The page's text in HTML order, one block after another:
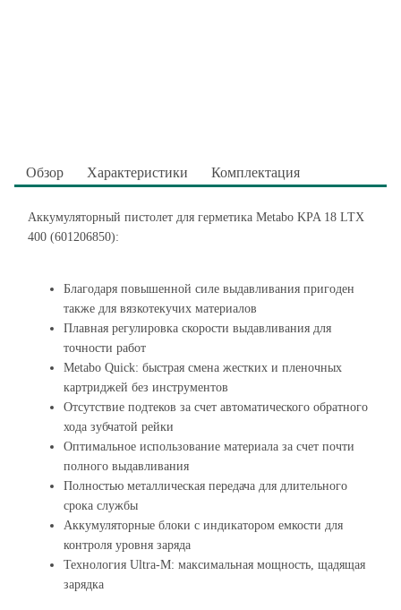
Обзор Характеристики Комплектация
Аккумуляторный пистолет для герметика Metabo KPA 18 LTX
400 (601206850):
Благодаря повышенной силе выдавливания пригоден
также для вязкотекучих материалов
Плавная регулировка скорости выдавливания для
точности работ
Metabo Quick: быстрая смена жестких и пленочных
картриджей без инструментов
Отсутствие подтеков за счет автоматического обратного
хода зубчатой рейки
Оптимальное использование материала за счет почти
полного выдавливания
Полностью металлическая передача для длительного
срока службы
Аккумуляторные блоки с индикатором емкости для
контроля уровня заряда
Технология Ultra-M: максимальная мощность, щадящая
зарядка